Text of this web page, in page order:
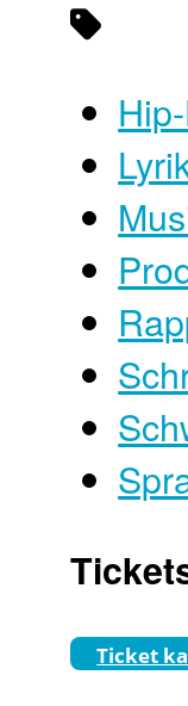
Ticket